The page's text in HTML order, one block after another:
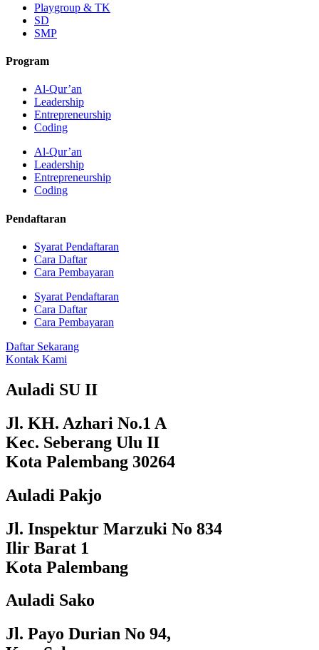
Playgroup & TK
SD
SMP
Program
Al-Qur’an
Leadership
Entrepreneurship
Coding
Al-Qur’an
Leadership
Entrepreneurship
Coding
Pendaftaran
Syarat Pendaftaran
Cara Daftar
Cara Pembayaran
Syarat Pendaftaran
Cara Daftar
Cara Pembayaran
Daftar Sekarang
Kontak Kami
Auladi SU II
Jl. KH. Azhari No.1 A
Kec. Seberang Ulu II
Kota Palembang 30264
Auladi Pakjo
Jl. Inspektur Marzuki No 834
Ilir Barat 1
Kota Palembang
Auladi Sako
Jl. Payo Durian No 94,